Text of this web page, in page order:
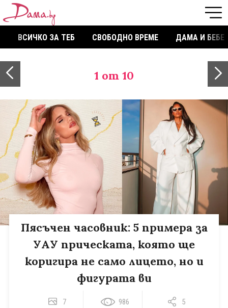
ВСИЧКО ЗА ТЕБ СВОБОДНО ВРЕМЕ ДАМА И БЕБЕ
1 от 10
Пясъчен часовник: 5 примера за
УАУ прическата, която ще
коригира не само лицето, но и
фигурата ви
7 986 5